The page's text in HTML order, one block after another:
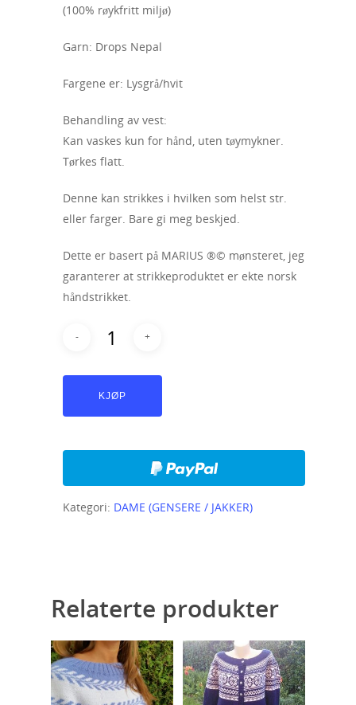
(100% røykfritt miljø)
Garn: Drops Nepal
Fargene er: Lysgrå/hvit
Behandling av vest:
Kan vaskes kun for hånd, uten tøymykner.
Tørkes flatt.
Denne kan strikkes i hvilken som helst str.
eller farger. Bare gi meg beskjed.
Dette er basert på MARIUS ®© mønsteret, jeg
garanterer at strikkeproduktet er ekte norsk
håndstrikket.
KJØP
Kategori: DAME (GENSERE / JAKKER)
Relaterte produkter